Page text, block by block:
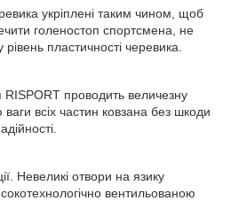
укріплені таким чином, щоб
голеностоп спортсмена, не
пластичності черевика.
RISPORT проводить величезну
всіх частин ковзана без шкоди
Невеликі отвори на язику
вентильованою